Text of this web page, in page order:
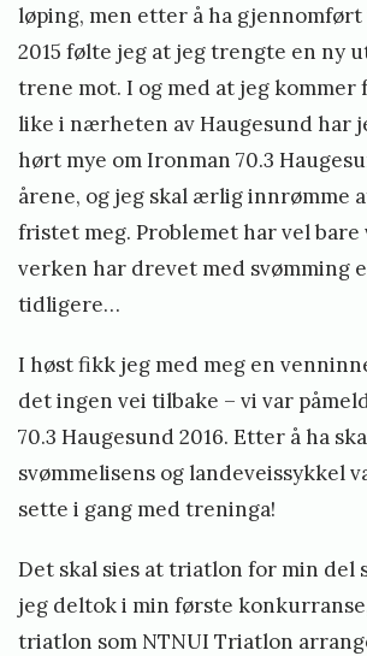
løping, men etter å ha
2015 følte jeg at jeg trengte en ny
trene mot. I og med at jeg kommer
like i nærheten av Haugesund har
hørt mye om Ironman 70.3
årene, og jeg skal ærlig innrømme
fristet meg. Problemet har vel
verken har drevet med svømming
tidligere…
I høst fikk jeg med meg en
det ingen vei tilbake – vi var
70.3 Haugesund 2016. Etter å ha
svømmelisens og landeveissykkel
sette i gang med treninga!
Det skal sies at triatlon for min del
jeg deltok i min første
triatlon som NTNUI Triatlon